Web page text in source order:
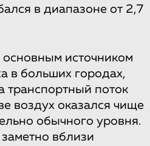
в диапазоне от 2,7
основным источником
в больших городах,
транспортный поток
воздух оказался чище
обычного уровня.
вблизи